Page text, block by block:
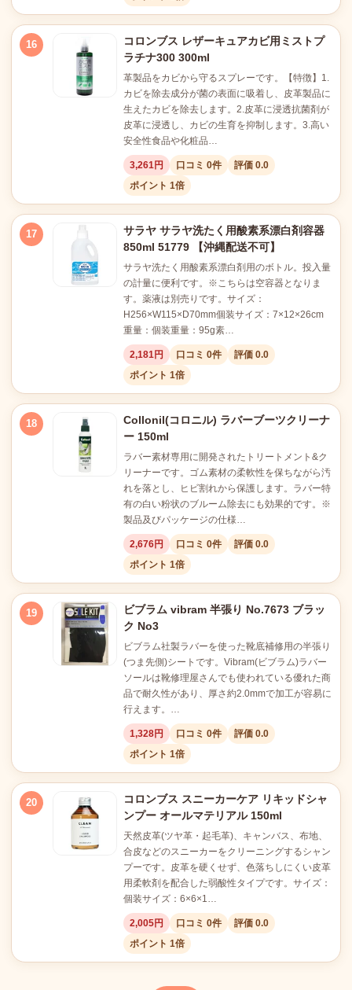
16
コロンブス レザーキュアカビ用ミストプ
ラチナ300 300ml
革製品をカビから守るスプレーです。【特徴】1.
カビを除去成分が菌の表面に吸着し、皮革製品に
生えたカビを除去します。2.皮革に浸透抗菌剤が
皮革に浸透し、カビの生育を抑制します。3.高い
安全性食品や化粧品…
3,261円 口コミ 0件
評価 0.0
ポイント 1倍
17
サラヤ サラヤ洗たく用酸素系漂白剤容器
850ml 51779 【沖縄配送不可】
サラヤ洗たく用酸素系漂白剤用のボトル。投入量
の計量に便利です。※こちらは空容器となりま
す。薬液は別売りです。サイズ：
H256×W115×D70mm個装サイズ：7×12×26cm
重量：個装重量：95g素…
2,181円 口コミ 0件
評価 0.0
ポイント 1倍
18
Collonil(コロニル) ラバーブーツクリーナ
ー 150ml
ラバー素材専用に開発されたトリートメント&ク
リーナーです。ゴム素材の柔軟性を保ちながら汚
れを落とし、ヒビ割れから保護します。ラバー特
有の白い粉状のブルーム除去にも効果的です。※
製品及びパッケージの仕様…
2,676円 口コミ 0件
評価 0.0
ポイント 1倍
19
ビブラム vibram 半張り No.7673 ブラッ
ク No3
ビブラム社製ラバーを使った靴底補修用の半張り
(つま先側)シートです。Vibram(ビブラム)ラバー
ソールは靴修理屋さんでも使われている優れた商
品で耐久性があり、厚さ約2.0mmで加工が容易に
行えます。…
1,328円 口コミ 0件
評価 0.0
ポイント 1倍
20
コロンブス スニーカーケア リキッドシャ
ンプー オールマテリアル 150ml
天然皮革(ツヤ革・起毛革)、キャンバス、布地、
合皮などのスニーカーをクリーニングするシャン
プーです。皮革を硬くせず、色落ちしにくい皮革
用柔軟剤を配合した弱酸性タイプです。サイズ：
個装サイズ：6×6×1…
2,005円 口コミ 0件
評価 0.0
ポイント 1倍